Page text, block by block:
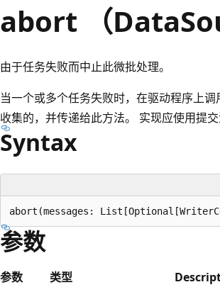
abort （
由于任务失败而中止此微批处理。
当一个或多个任务失败时，在驱动程序上
收集的，并传递给此方法。 实现应使用提
Syntax
参数
参数 类型